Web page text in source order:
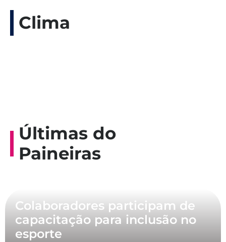
Clima
Últimas do
Paineiras
Colaboradores participam de
capacitação para inclusão no
esporte